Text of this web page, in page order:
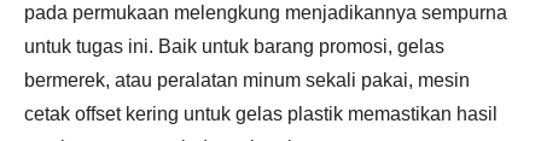
pada permukaan melengkung menjadikannya sempurna
untuk tugas ini. Baik untuk barang promosi, gelas
bermerek, atau peralatan minum sekali pakai, mesin
cetak offset kering untuk gelas plastik memastikan hasil